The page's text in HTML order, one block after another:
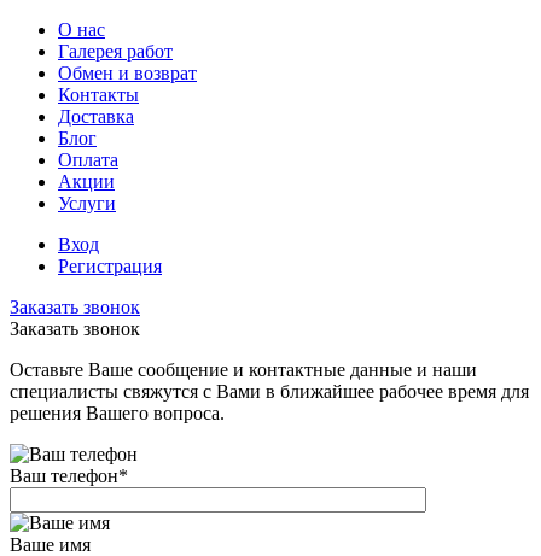
О нас
Галерея работ
Обмен и возврат
Контакты
Доставка
Блог
Оплата
Акции
Услуги
Вход
Регистрация
Заказать звонок
Заказать звонок
Оставьте Ваше сообщение и контактные данные и наши
специалисты свяжутся с Вами в ближайшее рабочее время для
решения Вашего вопроса.
Ваш телефон*
Ваше имя